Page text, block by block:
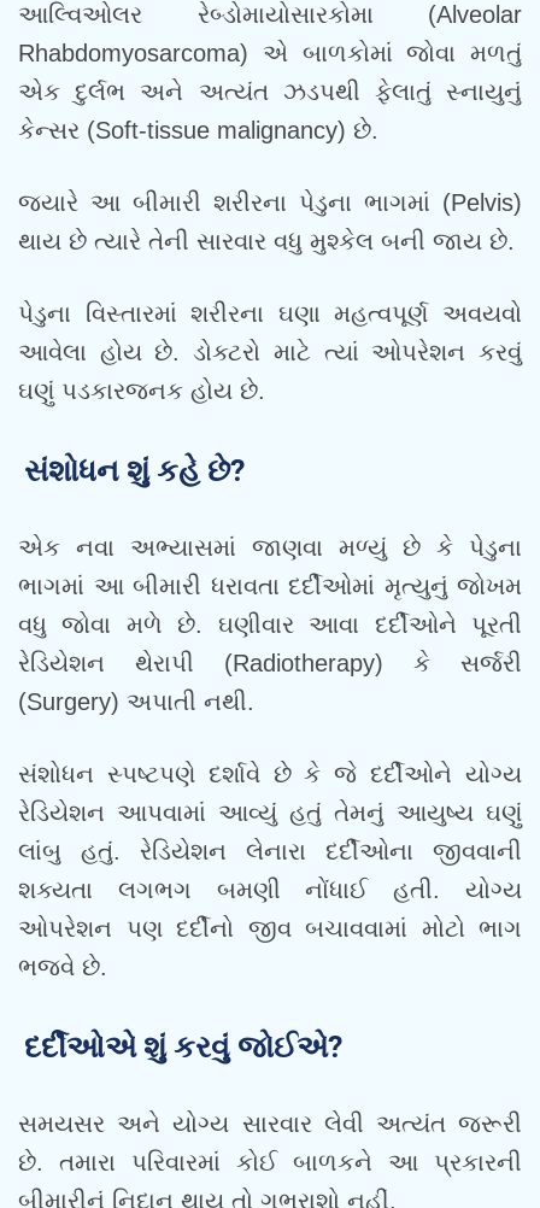
આલ્વિઓલર રેબ્ડોમાયોસારકોમા (Alveolar
Rhabdomyosarcoma) એ બાળકોમાં જોવા મળતું
એક દુર્લભ અને અત્યંત ઝડપથી ફેલાતું સ્નાયુનું
કેન્સર (Soft-tissue malignancy) છે.
જ્યારે આ બીમારી શરીરના પેડુના ભાગમાં (Pelvis)
થાય છે ત્યારે તેની સારવાર વધુ મુશ્કેલ બની જાય છે.
પેડુના વિસ્તારમાં શરીરના ઘણા મહત્વપૂર્ણ અવયવો
આવેલા હોય છે. ડોક્ટરો માટે ત્યાં ઓપરેશન કરવું
ઘણું પડકારજનક હોય છે.
સંશોધન શું કહે છે?
એક નવા અભ્યાસમાં જાણવા મળ્યું છે કે પેડુના
ભાગમાં આ બીમારી ધરાવતા દર્દીઓમાં મૃત્યુનું જોખમ
વધુ જોવા મળે છે. ઘણીવાર આવા દર્દીઓને પૂરતી
રેડિયેશન થેરાપી (Radiotherapy) કે સર્જરી
(Surgery) અપાતી નથી.
સંશોધન સ્પષ્ટપણે દર્શાવે છે કે જે દર્દીઓને યોગ્ય
રેડિયેશન આપવામાં આવ્યું હતું તેમનું આયુષ્ય ઘણું
લાંબુ હતું. રેડિયેશન લેનારા દર્દીઓના જીવવાની
શક્યતા લગભગ બમણી નોંધાઈ હતી. યોગ્ય
ઓપરેશન પણ દર્દીનો જીવ બચાવવામાં મોટો ભાગ
ભજવે છે.
દર્દીઓએ શું કરવું જોઈએ?
સમયસર અને યોગ્ય સારવાર લેવી અત્યંત જરૂરી
છે. તમારા પરિવારમાં કોઈ બાળકને આ પ્રકારની
બીમારીનું નિદાન થાય તો ગભરાશો નહીં.